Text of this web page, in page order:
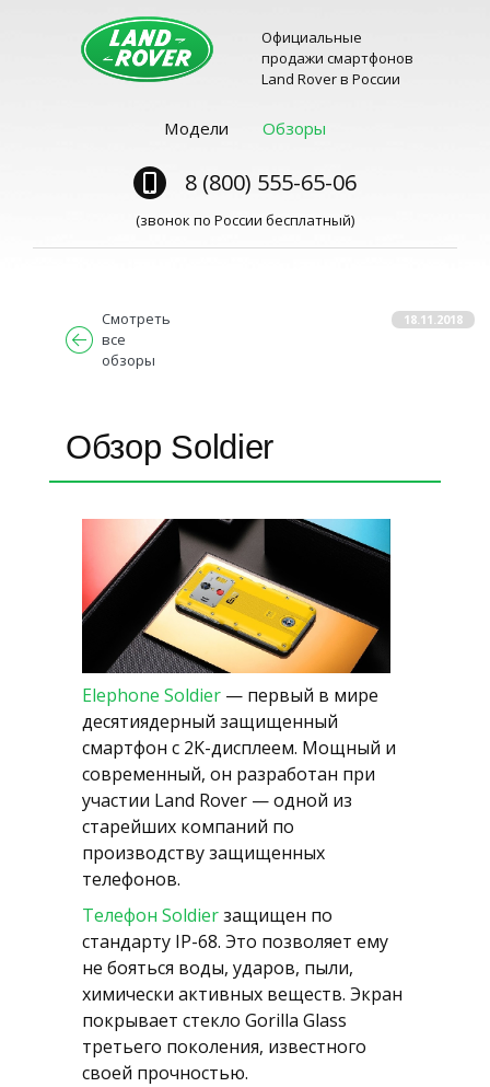
Официальные
продажи смартфонов
Land Rover в России
Модели Обзоры
8 (800) 555-65-06
(звонок по России бесплатный)
Смотреть
все
обзоры
18.11.2018
Обзор Soldier
Elephone Soldier — первый в мире
десятиядерный защищенный
смартфон с 2K-дисплеем. Мощный и
современный, он разработан при
участии Land Rover — одной из
старейших компаний по
производству защищенных
телефонов.
Телефон Soldierзащищен по
стандарту IP-68. Это позволяет ему
не бояться воды, ударов, пыли,
химически активных веществ. Экран
покрывает стекло Gorilla Glass
третьего поколения, известного
своей прочностью.